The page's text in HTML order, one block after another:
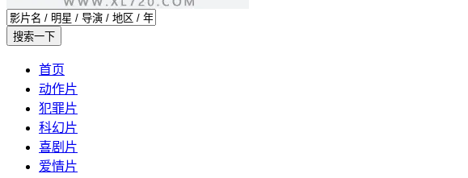
首页
动作片
犯罪片
科幻片
喜剧片
爱情片